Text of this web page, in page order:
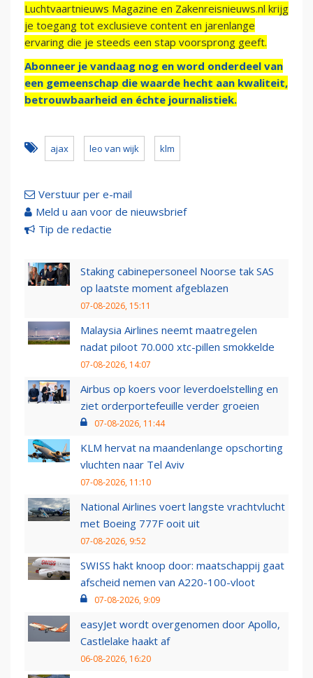
Luchtvaartnieuws Magazine en Zakenreisnieuws.nl krijg
je toegang tot exclusieve content en jarenlange
ervaring die je steeds een stap voorsprong geeft.
Abonneer je vandaag nog en word onderdeel van
een gemeenschap die waarde hecht aan kwaliteit,
betrouwbaarheid en échte journalistiek.
ajax leo van wijk klm
Verstuur per e-mail
Meld u aan voor de nieuwsbrief
Tip de redactie
Staking cabinepersoneel Noorse tak SAS
op laatste moment afgeblazen
07-08-2026, 15:11
Malaysia Airlines neemt maatregelen
nadat piloot 70.000 xtc-pillen smokkelde
07-08-2026, 14:07
Airbus op koers voor leverdoelstelling en
ziet orderportefeuille verder groeien
07-08-2026, 11:44
KLM hervat na maandenlange opschorting
vluchten naar Tel Aviv
07-08-2026, 11:10
National Airlines voert langste vrachtvlucht
met Boeing 777F ooit uit
07-08-2026, 9:52
SWISS hakt knoop door: maatschappij gaat
afscheid nemen van A220-100-vloot
07-08-2026, 9:09
easyJet wordt overgenomen door Apollo,
Castlelake haakt af
06-08-2026, 16:20